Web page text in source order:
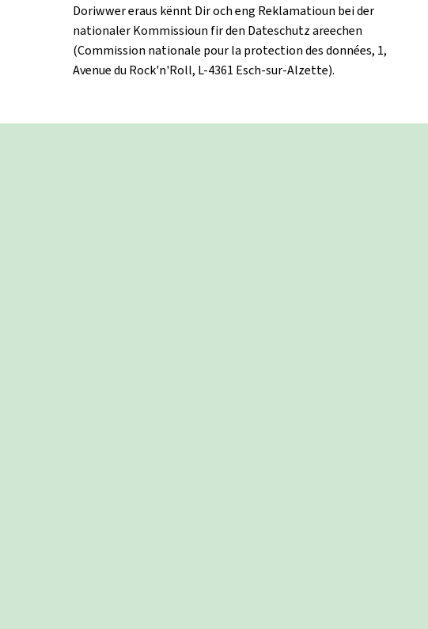
Doriwwer eraus kënnt Dir och eng Reklamatioun bei der
nationaler Kommissioun fir den Dateschutz areechen
(Commission nationale pour la protection des données, 1,
Avenue du Rock'n'Roll, L-4361 Esch-sur-Alzette).